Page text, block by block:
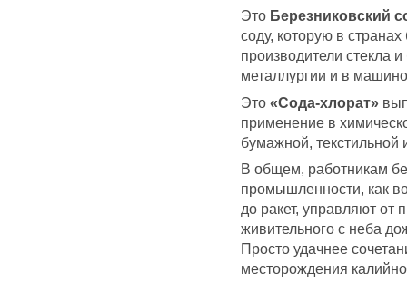
Это Березниковский
соду, которую в
производители стекла
металлургии и в
Это «Сода-хлорат»
применение в
бумажной, текстильной
В общем, работникам
промышленности, как
до ракет, управляют
живительного с неба
Просто удачнее
месторождения